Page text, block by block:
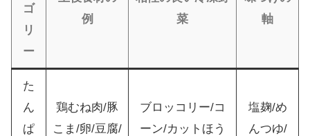
ゴ
リ
ー
例
菜
軸
た
ん
ぱ
鶏むね肉/豚
こま/卵/豆腐/
ブロッコリー/コ
ーン/カットほう
塩麹/め
んつゆ/